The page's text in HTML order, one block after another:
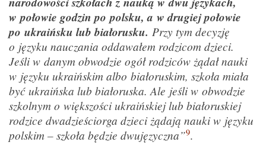
w połowie godzin po polsku, a w drugiej połowie
po ukraińsku lub białorusku. Przy tym decyzję
o języku nauczania oddawałem rodzicom dzieci.
Jeśli w danym obwodzie ogół rodziców żądał nauki
w języku ukraińskim albo białoruskim, szkoła miała
być ukraińska lub białoruska. Ale jeśli w obwodzie
szkolnym o większości ukraińskiej lub białoruskiej
rodzice dwadzieściorga dzieci żądają nauki w języku
polskim – szkoła będzie dwujęzyczna”9.